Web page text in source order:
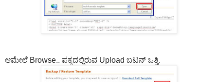
ಆಮೇಲೆ Browse.. ಪಕ್ಕದಲ್ಲಿರುವ Upload ಬಟನ್ ಒತ್ತಿ.